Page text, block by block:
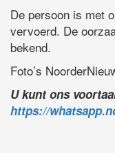
De persoon is met
vervoerd. De
bekend.
Foto’s
U kunt ons
https://